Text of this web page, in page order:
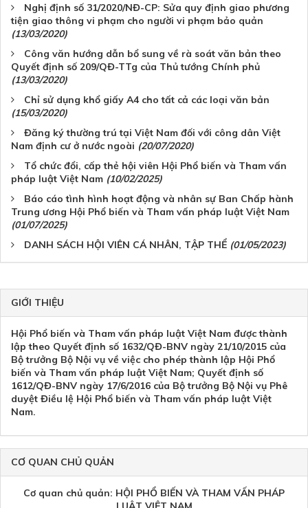
Nghị định số 31/2020/NĐ-CP: Sửa quy định giao phương
tiện giao thông vi phạm cho người vi phạm bảo quản
(13/03/2020)
Công văn hướng dẫn bổ sung về rà soát văn bản theo
Quyết định số 209/QĐ-TTg của Thủ tướng Chính phủ
(13/03/2020)
Chỉ sử dụng khổ giấy A4 cho tất cả các loại văn bản
(15/03/2020)
Đăng ký thường trú tại Việt Nam đối với công dân Việt
Nam định cư ở nước ngoài (20/07/2020)
Tổ chức đổi, cấp thẻ hội viên Hội Phổ biến và Tham vấn
pháp luật Việt Nam (10/02/2025)
Báo cáo tình hình hoạt động và nhân sự Ban Chấp hành
Trung ương Hội Phổ biến và Tham vấn pháp luật Việt Nam
(01/07/2025)
DANH SÁCH HỘI VIÊN CÁ NHÂN, TẬP THỂ (01/05/2023)
GIỚI THIỆU
Hội Phổ biến và Tham vấn pháp luật Việt Nam được thành
lập theo Quyết định số 1632/QĐ-BNV ngày 21/10/2015 của
Bộ trưởng Bộ Nội vụ về việc cho phép thành lập Hội Phổ
biến và Tham vấn pháp luật Việt Nam; Quyết định số
1612/QĐ-BNV ngày 17/6/2016 của Bộ trưởng Bộ Nội vụ Phê
duyệt Điều lệ Hội Phổ biến và Tham vấn pháp luật Việt
Nam.
CƠ QUAN CHỦ QUẢN
Cơ quan chủ quản: HỘI PHỔ BIẾN VÀ THAM VẤN PHÁP